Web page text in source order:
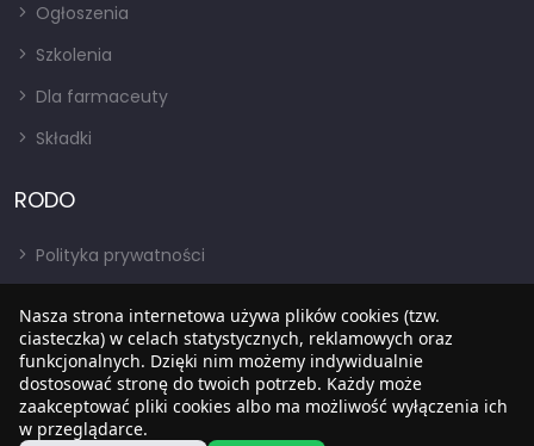
Ogłoszenia
Szkolenia
Dla farmaceuty
Składki
RODO
Polityka prywatności
RODO
BIP
Nasza strona internetowa używa plików cookies (tzw.
ciasteczka) w celach statystycznych, reklamowych oraz
funkcjonalnych. Dzięki nim możemy indywidualnie
dostosować stronę do twoich potrzeb. Każdy może
zaakceptować pliki cookies albo ma możliwość wyłączenia ich
w przeglądarce.